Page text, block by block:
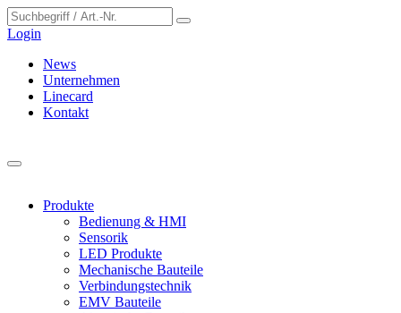
Login
News
Unternehmen
Linecard
Kontakt
Produkte
Bedienung & HMI
Sensorik
LED Produkte
Mechanische Bauteile
Verbindungstechnik
EMV Bauteile
Cookie-Einstellungen